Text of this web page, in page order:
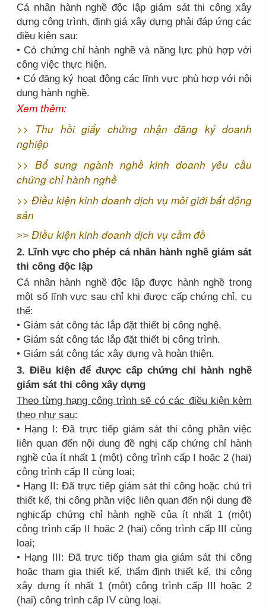
Cá nhân hành nghề độc lập giám sát thi công xây
dựng công trình, định giá xây dựng phải đáp ứng các
điều kiện sau:
• Có chứng chỉ hành nghề và năng lực phù hợp với
công việc thực hiện.
• Có đăng ký hoạt động các lĩnh vực phù hợp với nội
dung hành nghề.
Xem thêm:
>> Thu hồi giấy chứng nhận đăng ký doanh
nghiệp
>> Bổ sung ngành nghề kinh doanh yêu cầu
chứng chỉ hành nghề
>> Điều kiện kinh doanh dịch vụ môi giới bất động
sản
>> Điều kiện kinh doanh dịch vụ cầm đồ
2. Lĩnh vực cho phép cá nhân hành nghề giám sát
thi công độc lập
Cá nhân hành nghề độc lập được hành nghề trong
một số lĩnh vực sau chỉ khi được cấp chứng chỉ, cụ
thể:
• Giám sát công tác lắp đặt thiết bị công nghệ.
• Giám sát công tác lắp đặt thiết bị công trình.
• Giám sát công tác xây dựng và hoàn thiện.
3. Điều kiện để được cấp chứng chỉ hành nghề
giám sát thi công xây dựng
Theo từng hạng công trình sẽ có các điều kiện kèm
theo như sau:
• Hạng I: Đã trực tiếp giám sát thi công phần việc
liên quan đến nội dung đề nghị cấp chứng chỉ hành
nghề của ít nhất 1 (một) công trình cấp I hoặc 2 (hai)
công trình cấp II cùng loại;
• Hạng II: Đã trực tiếp giám sát thi công hoặc chủ trì
thiết kế, thi công phần việc liên quan đến nội dung đề
nghịcấp chứng chỉ hành nghề của ít nhất 1 (một)
công trình cấp II hoặc 2 (hai) công trình cấp III cùng
loại;
• Hạng III: Đã trực tiếp tham gia giám sát thi công
hoặc tham gia thiết kế, thẩm định thiết kế, thi công
xây dựng ít nhất 1 (một) công trình cấp III hoặc 2
(hai) công trình cấp IV cùng loại.